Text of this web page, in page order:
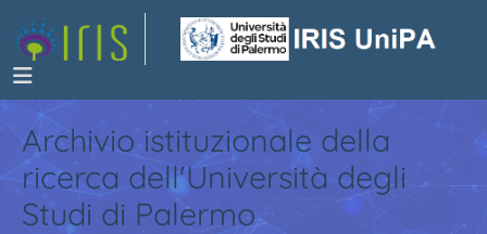
Archivio istituzionale della
ricerca dell'Università degli
Studi di Palermo